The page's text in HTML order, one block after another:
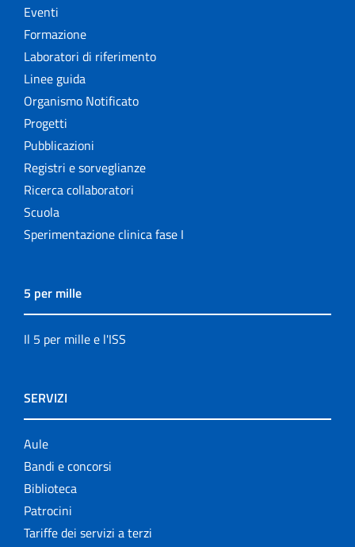
Eventi
Formazione
Laboratori di riferimento
Linee guida
Organismo Notificato
Progetti
Pubblicazioni
Registri e sorveglianze
Ricerca collaboratori
Scuola
Sperimentazione clinica fase I
5 per mille
Il 5 per mille e l'ISS
SERVIZI
Aule
Bandi e concorsi
Biblioteca
Patrocini
Tariffe dei servizi a terzi